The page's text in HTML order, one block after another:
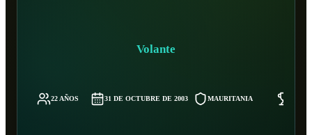
Volante
22 AÑOS 31 DE OCTUBRE DE 2003 MAURITANIA